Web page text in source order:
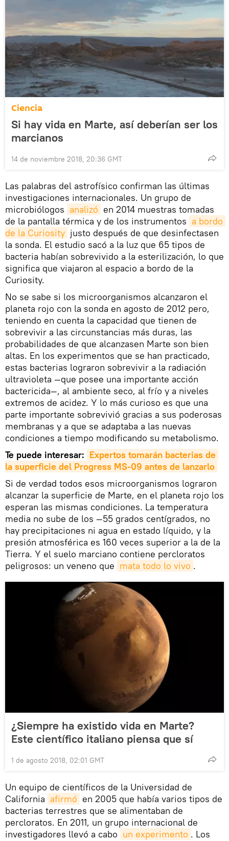
Ciencia
Si hay vida en Marte, así deberían ser los
marcianos
14 de noviembre 2018, 20:36 GMT
Las palabras del astrofísico confirman las últimas
investigaciones internacionales. Un grupo de
microbiólogos analizó en 2014 muestras tomadas
de la pantalla térmica y de los instrumentos a bordo
de la Curiosity justo después de que desinfectasen
la sonda. El estudio sacó a la luz que 65 tipos de
bacteria habían sobrevivido a la esterilización, lo que
significa que viajaron al espacio a bordo de la
Curiosity.
No se sabe si los microorganismos alcanzaron el
planeta rojo con la sonda en agosto de 2012 pero,
teniendo en cuenta la capacidad que tienen de
sobrevivir a las circunstancias más duras, las
probabilidades de que alcanzasen Marte son bien
altas. En los experimentos que se han practicado,
estas bacterias lograron sobrevivir a la radiación
ultravioleta —que posee una importante acción
bactericida—, al ambiente seco, al frío y a niveles
extremos de acidez. Y lo más curioso es que una
parte importante sobrevivió gracias a sus poderosas
membranas y a que se adaptaba a las nuevas
condiciones a tiempo modificando su metabolismo.
Te puede interesar: Expertos tomarán bacterias de
la superficie del Progress MS-09 antes de lanzarlo
Si de verdad todos esos microorganismos lograron
alcanzar la superficie de Marte, en el planeta rojo los
esperan las mismas condiciones. La temperatura
media no sube de los —55 grados centígrados, no
hay precipitaciones ni agua en estado líquido, y la
presión atmosférica es 160 veces superior a la de la
Tierra. Y el suelo marciano contiene percloratos
peligrosos: un veneno que mata todo lo vivo .
¿Siempre ha existido vida en Marte?
Este científico italiano piensa que sí
1 de agosto 2018, 02:01 GMT
Un equipo de científicos de la Universidad de
California afirmó en 2005 que había varios tipos de
bacterias terrestres que se alimentaban de
percloratos. En 2011, un grupo internacional de
investigadores llevó a cabo un experimento . Los